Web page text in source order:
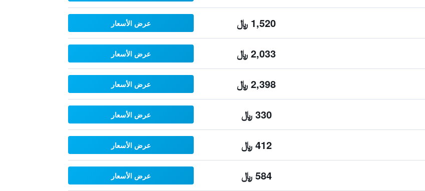
1,520 ﷼ عرض الأسعار
2,033 ﷼ عرض الأسعار
2,398 ﷼ عرض الأسعار
330 ﷼ عرض الأسعار
412 ﷼ عرض الأسعار
584 ﷼ عرض الأسعار